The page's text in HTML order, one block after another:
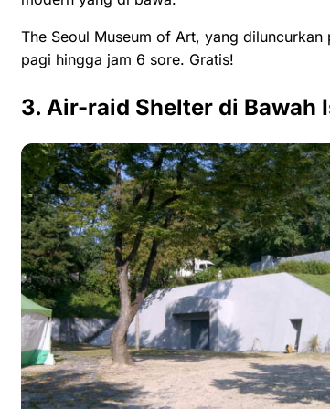
The Seoul Museum of Art, yang
pagi hingga jam 6 sore. Gratis!
3. Air-raid Shelter di Bawah